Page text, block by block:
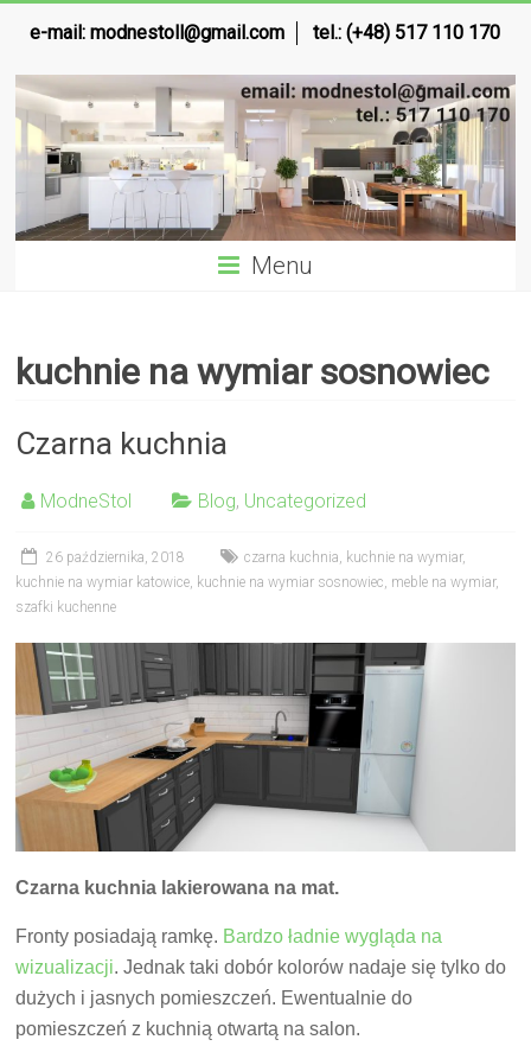
e-mail:modnestoll@gmail.com tel.: (+48) 517 110 170
Menu
kuchnie na wymiar sosnowiec
Czarna kuchnia
ModneStol Blog, Uncategorized
26 października, 2018 czarna kuchnia, kuchnie na wymiar,
kuchnie na wymiar katowice, kuchnie na wymiar sosnowiec, meble na wymiar,
szafki kuchenne
Czarna kuchnia lakierowana na mat.
Fronty posiadają ramkę. Bardzo ładnie wygląda na
wizualizacji. Jednak taki dobór kolorów nadaje się tylko do
dużych i jasnych pomieszczeń. Ewentualnie do
pomieszczeń z kuchnią otwartą na salon.